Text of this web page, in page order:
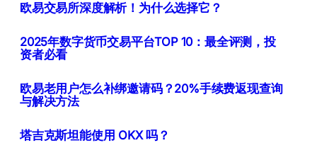
欧易交易所深度解析！为什么选择它？
2025年数字货币交易平台TOP 10：最全评测，投
资者必看
欧易老用户怎么补绑邀请码？20%手续费返现查询
与解决方法
塔吉克斯坦能使用 OKX 吗？